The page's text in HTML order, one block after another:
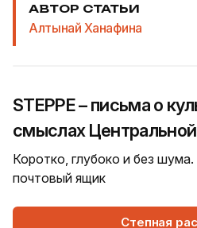
АВТОР СТАТЬИ
Алтынай Ханафина
STEPPE – письма о
смыслах
Коротко, глубоко и без
почтовый ящик
Степная